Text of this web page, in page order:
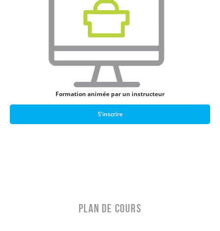
Formation animée par un instructeur
S'inscrire
PLAN DE COURS